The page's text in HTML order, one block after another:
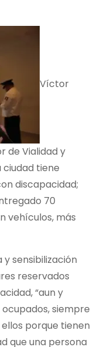
Víctor
de Vialidad y
ciudad tiene
discapacidad;
70
vehículos, más
sensibilización
reservados
“aun y
siempre
porque tienen
que una persona